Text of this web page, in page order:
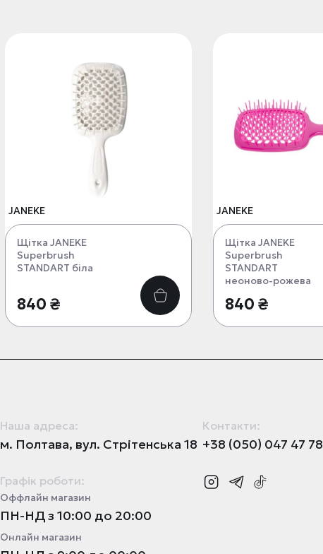
JANEKE
Щітка JANEKE
Superbrush
STANDART біла
840 ₴
JANEKE
Щітка JANEKE
Superbrush
STANDART
неоново-рожева
840 ₴
Наша адреса:
м. Полтава, вул. Стрітенська 18
Графік роботи:
Оффлайн магазин
ПН-НД з 10:00 до 20:00
Онлайн магазин
Контакти:
+38 (050) 047 47 78